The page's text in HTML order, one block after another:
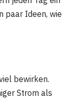
paar Ideen, wie
bewirken.
Strom als